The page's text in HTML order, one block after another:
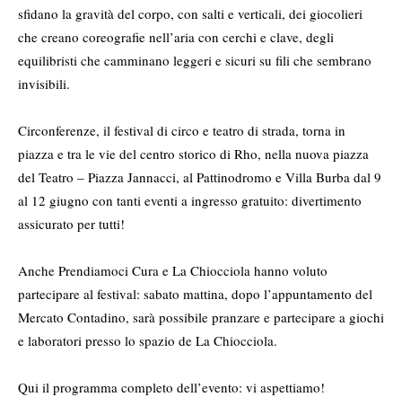
sfidano la gravità del corpo, con salti e verticali, dei giocolieri
che creano coreografie nell’aria con cerchi e clave, degli
equilibristi che camminano leggeri e sicuri su fili che sembrano
invisibili.
Circonferenze, il festival di circo e teatro di strada, torna in
piazza e tra le vie del centro storico di Rho, nella nuova piazza
del Teatro – Piazza Jannacci, al Pattinodromo e Villa Burba dal 9
al 12 giugno con tanti eventi a ingresso gratuito: divertimento
assicurato per tutti!
Anche Prendiamoci Cura e La Chiocciola hanno voluto
partecipare al festival: sabato mattina, dopo l’appuntamento del
Mercato Contadino, sarà possibile pranzare e partecipare a giochi
e laboratori presso lo spazio de La Chiocciola.
Qui il programma completo dell’evento: vi aspettiamo!